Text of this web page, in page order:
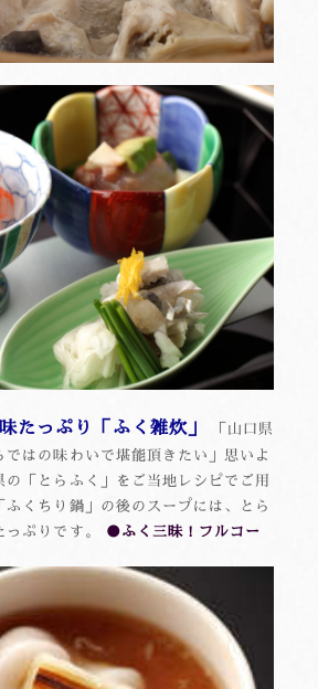
たっぷり「ふく雑炊」
「山口県
ではの味わいで堪能頂きたい」思いよ
の「とらふく」をご当地レシピでご用
くちり鍋」の後のスープには、とら
ぷりです。
●ふく三昧！フルコー